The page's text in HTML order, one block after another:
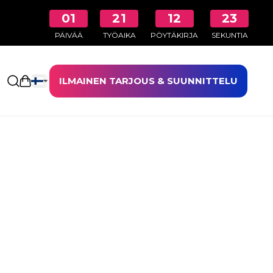
01
PÄIVÄÄ
21
TYÖAIKA
12
PÖYTÄKIRJA
22
SEKUNTIA
Avaa ostoskoriILMAINEN TARJOUS & SUUNNITTELU